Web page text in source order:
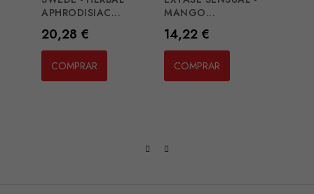
APHRODISIAC...
Preço
20,28 €
COMPRAR
MANGO...
Preço
14,22 €
COMPRAR